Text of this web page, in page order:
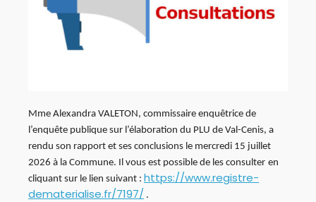
Mme Alexandra VALETON, commissaire enquêtrice de
l’enquête publique sur l’élaboration du PLU de Val-Cenis, a
rendu son rapport et ses conclusions le mercredi 15 juillet
2026 à la Commune. Il vous est possible de les consulter en
cliquant sur le lien suivant : https://www.registre-
dematerialise.fr/7197/ .